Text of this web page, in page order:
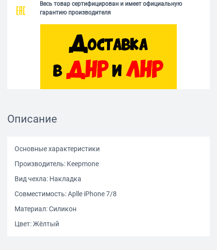
Весь товар сертифицирован и имеет официальную
гарантию производителя
Описание
Основные характеристики
Производитель: Keepmone
Вид чехла: Накладка
Совместимость: Aplle iPhone 7/8
Материал: Силикон
Цвет: Жёлтый